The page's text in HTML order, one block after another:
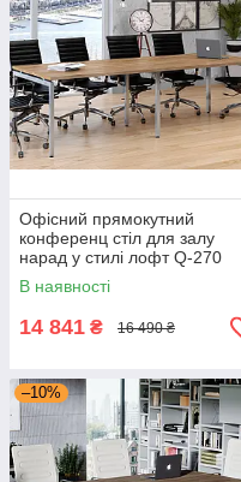
Офісний прямокутний
конференц стіл для залу
нарад у стилі лофт Q-270
Дуб Крафт Золотий Loft
design
В наявності
14 841 ₴ 16 490 ₴
–10%